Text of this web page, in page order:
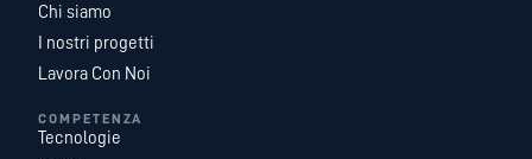
Chi siamo
I nostri progetti
Lavora Con Noi
COMPETENZA
Tecnologie